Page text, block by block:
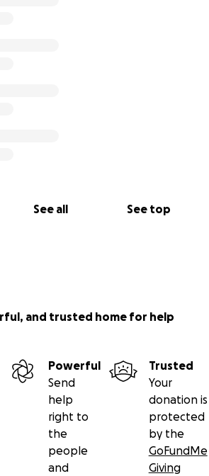
See all See top
and trusted home for help
Powerful
Send
help
right to
the
people
and
Trusted
Your
donation is
protected
by the
GoFundMe
Giving